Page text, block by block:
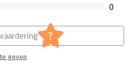
0
?
geven